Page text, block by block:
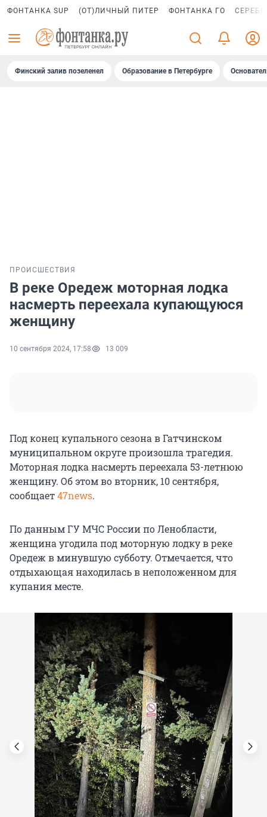
ФОНТАНКА SUP (ОТ)ЛИЧНЫЙ ПИТЕР ФОНТАНКА ГО
Финский залив позеленел Образование в Петербурге
ПРОИСШЕСТВИЯ
В реке Оредеж моторная лодка
насмерть переехала купающуюся
женщину
10 сентября 2024, 17:58 13 009
Под конец купального сезона в Гатчинском
муниципальном округе произошла трагедия.
Моторная лодка насмерть переехала 53-летнюю
женщину. Об этом во вторник, 10 сентября,
сообщает47news.
По данным ГУ МЧС России по Ленобласти,
женщина угодила под моторную лодку в реке
Оредеж в минувшую субботу. Отмечается, что
отдыхающая находилась в неположенном для
купания месте.